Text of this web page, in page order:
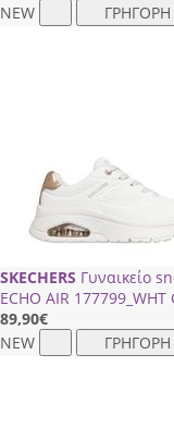
NEW
SKECHERS Γυναικείο
ECHO AIR
89,90€
NEW